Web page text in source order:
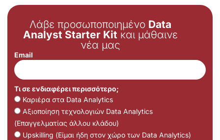
Λάβε προσωποποιημένο Data
Analyst Starter Kit και μάθαινε
νέα μας
Email
Τι σε ενδιαφέρει περισσότερο;
Καριέρα στα Data Analytics
Αξιοποίηση τεχνολογιών Data Analytics
(Επαγγελματίας άλλου κλάδου)
Upskilling (Είμαι ήδη στον χώρο των Data Analytics)